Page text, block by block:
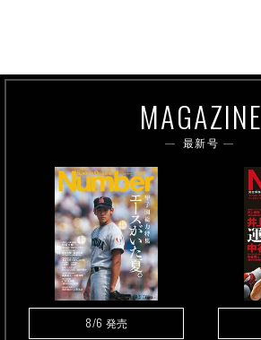
MAGAZINE
最新号
8/6 発売